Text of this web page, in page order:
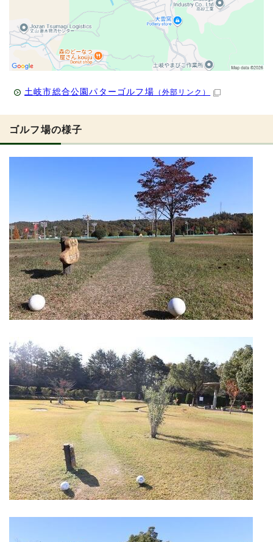
土岐市総合公園パターゴルフ場 （外部リンク）
ゴルフ場の様子